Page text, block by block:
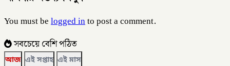
You must belogged into post a comment.
সবচেয়ে বেশি পঠিত
আজ এই সপ্তাহ এই মাস